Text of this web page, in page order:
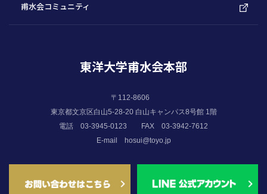
甫水会コミュニティ
東洋大学甫水会本部
〒112-8606
東京都文京区白山5-28-20 白山キャンパス8号館 1階
電話 03-3945-0123
FAX 03-3942-7612
E-mail
hosui@toyo.jp